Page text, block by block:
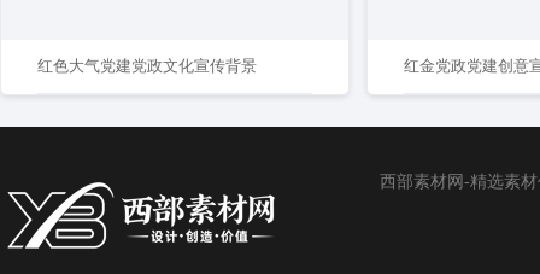
红色大气党建党政文化宣传背景 红金党政党建创意
西部素材网-精选素